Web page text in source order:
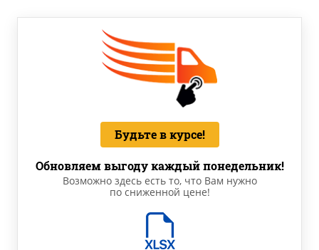
Будьте в курсе!
Обновляем выгоду каждый понедельник!
Возможно здесь есть то, что Вам нужно
по сниженной цене!